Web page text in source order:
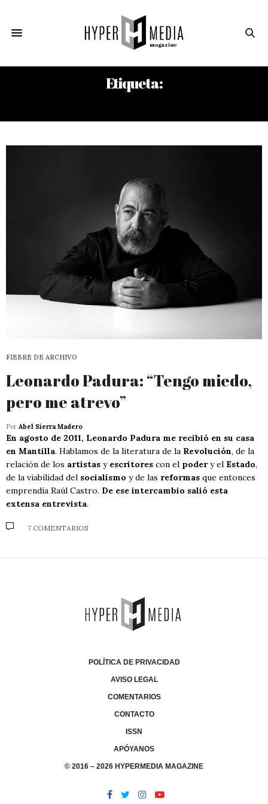
Etiqueta:
FIEBRE DE ARCHIVO
Leonardo Padura: “Tengo miedo,
pero me atrevo”
Por Abel Sierra Madero
En agosto de 2011, Leonardo Padura me recibió en su casa
en Mantilla. Hablamos de la literatura de la Revolución, de la
relación de los artistas y escritores con el podery el Estado,
de la viabilidad del socialismo y de las reformas que entonces
emprendía Raúl Castro. De ese intercambio salió esta
extensa entrevista.
7 COMENTARIOS
POLÍTICA DE PRIVACIDAD
AVISO LEGAL
COMENTARIOS
CONTACTO
ISSN
APÓYANOS
© 2016 – 2026 HYPERMEDIA MAGAZINE